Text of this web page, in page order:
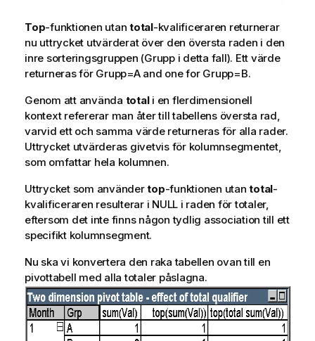
Top-funktionen utan total-kvalificeraren returnerar
nu uttrycket utvärderat över den översta raden i den
inre sorteringsgruppen (Grupp i detta fall). Ett värde
returneras för Grupp=A and one for Grupp=B.
Genom att använda totali en flerdimensionell
kontext refererar man åter till tabellens översta rad,
varvid ett och samma värde returneras för alla rader.
Uttrycket utvärderas givetvis för kolumnsegmentet,
som omfattar hela kolumnen.
Uttrycket som användertop-funktionen utantotal-
kvalificeraren resulterar i NULL i raden för totaler,
eftersom det inte finns någon tydlig association till ett
specifikt kolumnsegment.
Nu ska vi konvertera den raka tabellen ovan till en
pivottabell med alla totaler påslagna.